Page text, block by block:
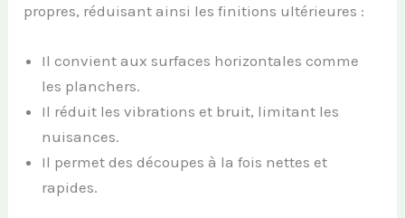
propres, réduisant ainsi les finitions ultérieures :
Il convient aux surfaces horizontales comme
les planchers.
Il réduit les vibrations et bruit, limitant les
nuisances.
Il permet des découpes à la fois nettes et
rapides.